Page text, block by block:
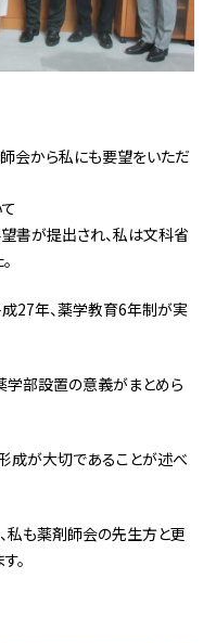
会から私にも要望をいただ
書が提出され、私は文科省
27年、薬学教育6年制が実
学部設置の意義がまとめら
成が大切であることが述べ
私も薬剤師会の先生方と更
。